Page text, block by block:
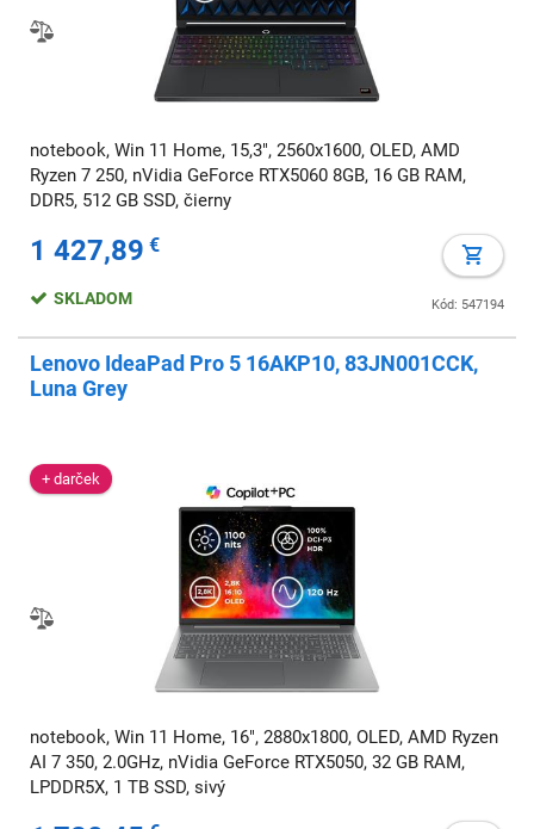
notebook, Win 11 Home, 15,3", 2560x1600, OLED, AMD
Ryzen 7 250, nVidia GeForce RTX5060 8GB, 16 GB RAM,
DDR5, 512 GB SSD, čierny
1 427,89 €
Kód: 547194
SKLADOM
Lenovo IdeaPad Pro 5 16AKP10, 83JN001CCK,
Luna Grey
+ darček
notebook, Win 11 Home, 16", 2880x1800, OLED, AMD Ryzen
AI 7 350, 2.0GHz, nVidia GeForce RTX5050, 32 GB RAM,
LPDDR5X, 1 TB SSD, sivý